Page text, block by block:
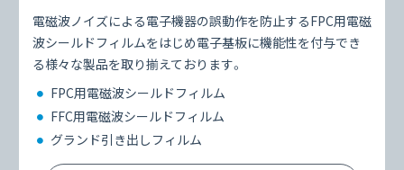
電磁波ノイズによる電子機器の誤動作を防止するFPC用電磁
波シールドフィルムをはじめ電子基板に機能性を付与でき
る様々な製品を取り揃えております。
FPC用電磁波シールドフィルム
FFC用電磁波シールドフィルム
グランド引き出しフィルム